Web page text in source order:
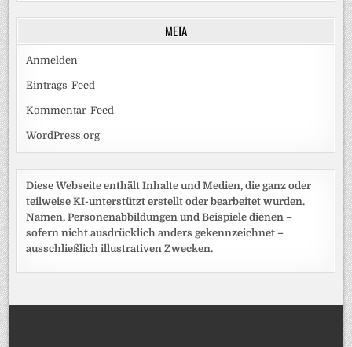
META
Anmelden
Eintrags-Feed
Kommentar-Feed
WordPress.org
Diese Webseite enthält Inhalte und Medien, die ganz oder
teilweise KI-unterstützt erstellt oder bearbeitet wurden.
Namen, Personenabbildungen und Beispiele dienen –
sofern nicht ausdrücklich anders gekennzeichnet –
ausschließlich illustrativen Zwecken.